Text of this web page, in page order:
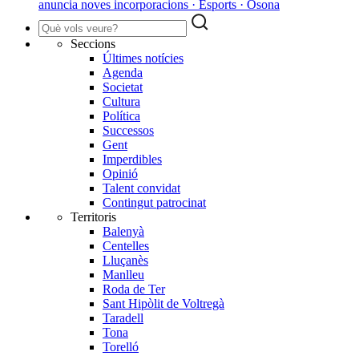
anuncia noves incorporacions · Esports · Osona
Seccions
Últimes notícies
Agenda
Societat
Cultura
Política
Successos
Gent
Imperdibles
Opinió
Talent convidat
Contingut patrocinat
Territoris
Balenyà
Centelles
Lluçanès
Manlleu
Roda de Ter
Sant Hipòlit de Voltregà
Taradell
Tona
Torelló